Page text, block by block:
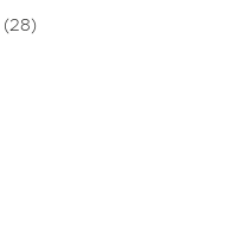
(28)